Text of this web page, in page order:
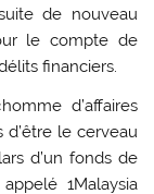
de nouveau
le compte de
financiers.
d’affaires
le cerveau
d’un fonds de
1Malaysia